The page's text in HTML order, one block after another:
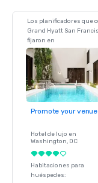
Los planificadores que
Grand Hyatt San
fijaron en
Promote your venue
Hotel de lujo en
Washington, DC
Habitaciones para
huéspedes: